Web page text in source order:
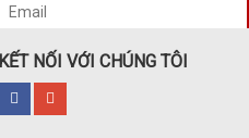
KẾT NỐI VỚI CHÚNG TÔI